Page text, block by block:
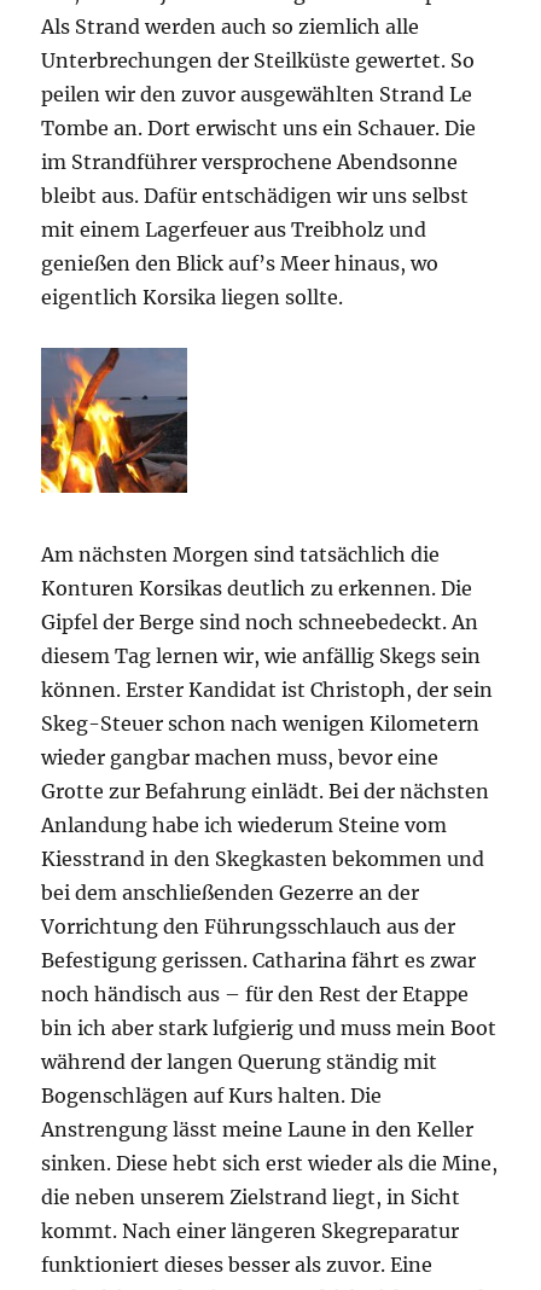
Als Strand werden auch so ziemlich alle
Unterbrechungen der Steilküste gewertet. So
peilen wir den zuvor ausgewählten Strand Le
Tombe an. Dort erwischt uns ein Schauer. Die
im Strandführer versprochene Abendsonne
bleibt aus. Dafür entschädigen wir uns selbst
mit einem Lagerfeuer aus Treibholz und
genießen den Blick auf’s Meer hinaus, wo
eigentlich Korsika liegen sollte.
Am nächsten Morgen sind tatsächlich die
Konturen Korsikas deutlich zu erkennen. Die
Gipfel der Berge sind noch schneebedeckt. An
diesem Tag lernen wir, wie anfällig Skegs sein
können. Erster Kandidat ist Christoph, der sein
Skeg-Steuer schon nach wenigen Kilometern
wieder gangbar machen muss, bevor eine
Grotte zur Befahrung einlädt. Bei der nächsten
Anlandung habe ich wiederum Steine vom
Kiesstrand in den Skegkasten bekommen und
bei dem anschließenden Gezerre an der
Vorrichtung den Führungsschlauch aus der
Befestigung gerissen. Catharina fährt es zwar
noch händisch aus – für den Rest der Etappe
bin ich aber stark lufgierig und muss mein Boot
während der langen Querung ständig mit
Bogenschlägen auf Kurs halten. Die
Anstrengung lässt meine Laune in den Keller
sinken. Diese hebt sich erst wieder als die Mine,
die neben unserem Zielstrand liegt, in Sicht
kommt. Nach einer längeren Skegreparatur
funktioniert dieses besser als zuvor. Eine